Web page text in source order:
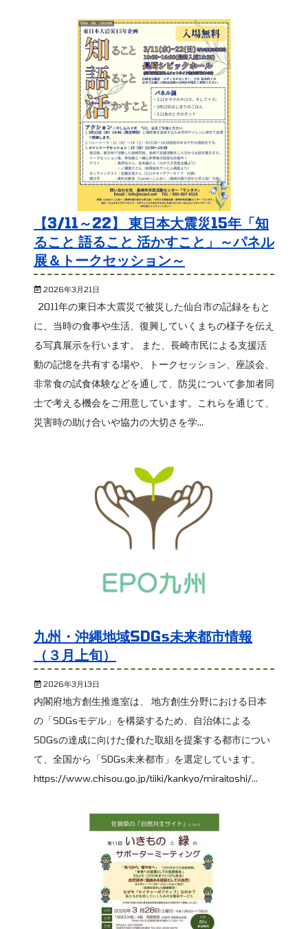
【3/11～22】 東日本大震災15年「知
ること 語ること 活かすこと」～パネル
展＆トークセッション～
2026年3月21日
2011年の東日本大震災で被災した仙台市の記録をもと
に、当時の食事や生活、復興していくまちの様子を伝え
る写真展示を行います。 また、長崎市民による支援活
動の記憶を共有する場や、トークセッション、座談会、
非常食の試食体験などを通して、防災について参加者同
士で考える機会をご用意しています。これらを通じて、
災害時の助け合いや協力の大切さを学...
九州・沖縄地域SDGs未来都市情報
（３月上旬）
2026年3月13日
内閣府地方創生推進室は、 地方創生分野における日本
の「SDGsモデル」を構築するため、自治体による
SDGsの達成に向けた優れた取組を提案する都市につい
て、全国から「SDGs未来都市」を選定しています。
https://www.chisou.go.jp/tiiki/kankyo/miraitoshi/...